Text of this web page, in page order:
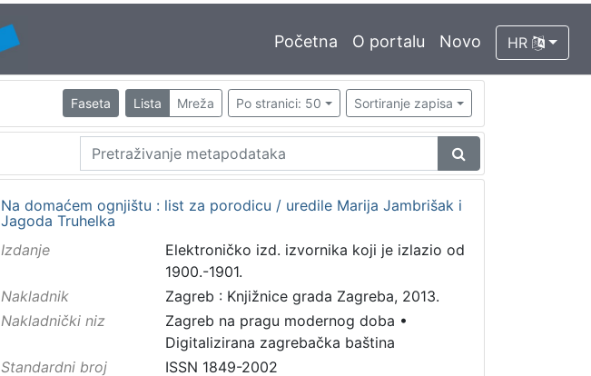
Početna O portalu Novo HR
Faseta Lista Mreža Po stranici: 50 Sortiranje zapisa
Na domaćem ognjištu : list za porodicu / uredile Marija Jambrišak i
Jagoda Truhelka
Izdanje
Elektroničko izd. izvornika koji je izlazio od
1900.-1901.
Nakladnik
Zagreb : Knjižnice grada Zagreba, 2013.
Nakladnički niz
Zagreb na pragu modernog doba •
Digitalizirana zagrebačka baština
Standardni broj
ISSN 1849-2002